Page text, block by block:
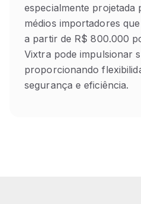
especialmente projetada
médios importadores
a partir de R$ 800.000
Vixtra pode impulsionar
proporcionando
segurança e eficiência.